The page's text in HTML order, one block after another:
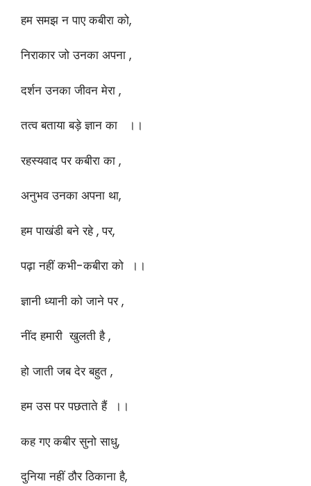
हम समझ न पाए कबीरा को,
निराकार जो उनका अपना ,
दर्शन उनका जीवन मेरा ,
तत्व बताया बड़े ज्ञान का ।।
रहस्यवाद पर कबीरा का ,
अनुभव उनका अपना था,
हम पाखंडी बने रहे , पर,
पढ़ा नहीं कभी-कबीरा को ।।
ज्ञानी ध्यानी को जाने पर ,
नींद हमारी खुलती है ,
हो जाती जब देर बहुत ,
हम उस पर पछताते हैं ।।
कह गए कबीर सुनो साधु,
दुनिया नहीं ठौर ठिकाना है,